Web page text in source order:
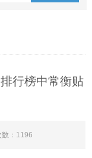
行榜中常衡贴
： 1196